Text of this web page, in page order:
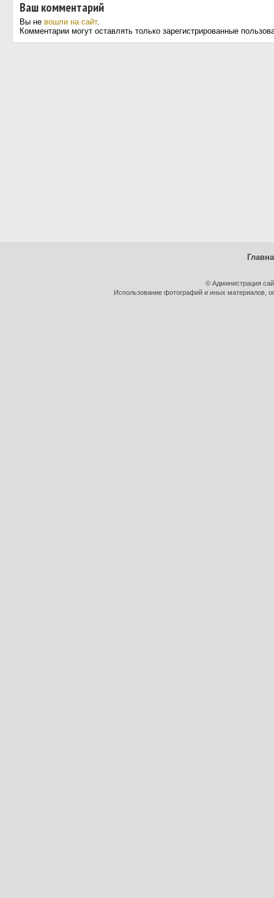
Ваш комментарий
Вы не вошли на сайт.
Комментарии могут оставлять только зарегистрированные
© Администрация
Использование фотографий и иных материалов,